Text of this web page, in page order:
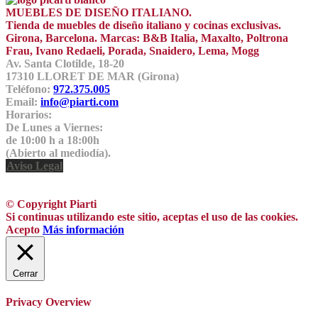
MUEBLES DE DISEÑO ITALIANO.
Tienda de muebles de diseño italiano y cocinas exclusivas.
Girona, Barcelona. Marcas: B&B Italia, Maxalto, Poltrona
Frau, Ivano Redaeli, Porada, Snaidero, Lema, Mogg
Av. Santa Clotilde, 18-20
17310 LLORET DE MAR (Girona)
Teléfono: 972.375.005
Email: info@piarti.com
Horarios:
De Lunes a Viernes:
de 10:00 h a 18:00h
(Abierto al mediodía).
Aviso Legal
© Copyright Piarti
Si continuas utilizando este sitio, aceptas el uso de las cookies.
Acepto Más información
Cerrar
Privacy Overview